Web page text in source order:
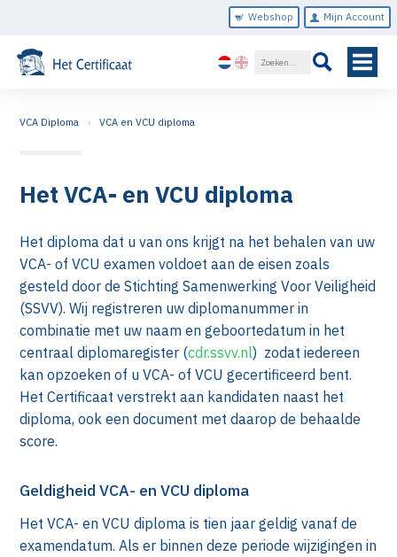
Webshop Mijn Account
VCA Diploma VCA en VCU diploma
Het VCA- en VCU diploma
Het diploma dat u van ons krijgt na het behalen van uw
VCA- of VCU examen voldoet aan de eisen zoals
gesteld door de Stichting Samenwerking Voor Veiligheid
(SSVV). Wij registreren uw diplomanummer in
combinatie met uw naam en geboortedatum in het
centraal diplomaregister (cdr.ssvv.nl) zodat iedereen
kan opzoeken of u VCA- of VCU gecertificeerd bent.
Het Certificaat verstrekt aan kandidaten naast het
diploma, ook een document met daarop de behaalde
score.
Geldigheid VCA- en VCU diploma
Het VCA- en VCU diploma is tien jaar geldig vanaf de
examendatum. Als er binnen deze periode wijzigingen in